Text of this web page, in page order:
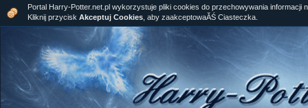
Portal Harry-Potter.net.pl wykorzystuje pliki cookies do przechowywania informacji
Kliknij przycisk Akceptuj Cookies , aby zaakceptowaĂŚ Ciasteczka.